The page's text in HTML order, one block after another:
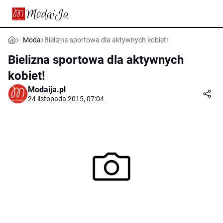
Moda Bielizna sportowa dla aktywnych kobiet!
Bielizna sportowa dla aktywnych
kobiet!
Modaija.pl
24 listopada 2015, 07:04